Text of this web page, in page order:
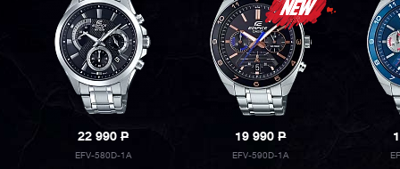
22 990P
EFV-580D-1A
19 990P
EFV-590D-1A